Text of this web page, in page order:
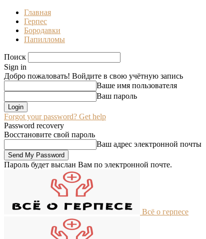
Главная
Герпес
Бородавки
Папилломы
Поиск
Sign in
Добро пожаловать! Войдите в свою учётную запись
Ваше имя пользователя
Ваш пароль
Forgot your password? Get help
Password recovery
Восстановите свой пароль
Ваш адрес электронной почты
Пароль будет выслан Вам по электронной почте.
Всё о герпесе